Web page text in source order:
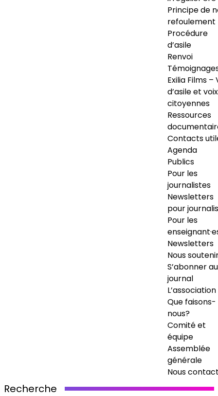
Principe de
refoulement
Procédure
d’asile
Renvoi
Exilia Films –
d’asile et voix
citoyennes
Ressources
Contacts
Agenda
Publics
Pour les
journalistes
Newsletters
pour
Pour les
Newsletters
Nous
S’abonner au
journal
L’association
Que faisons-
nous?
Comité et
équipe
Assemblée
générale
Nous
Recherche